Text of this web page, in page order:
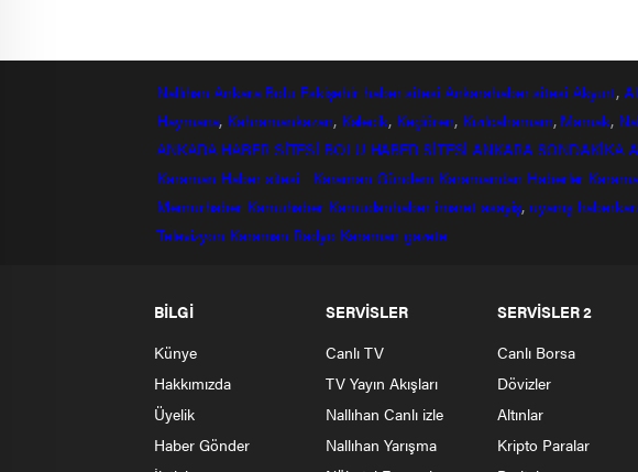
Nallıhan Ankara Bolu Eskişehir haber sitesi Ankarahabersitesi Akyurt,
Haymana, Kahramankazan, Kalecik, Keçiören, Kızılcahamam, Mamak,
ANKARA HABER SİTESİ BOLU HABER SİTESİ ANKARA SONDAKİKA
Karaman Haber sitesi
Karaman Gündem Karamandan Haberler
Memurhaber Kamuhaber Kamudanhaber imaret asayiş, uyanış
Televizyon Karaman Radyo Karaman gazete
BİLGİ
Künye
Hakkımızda
Üyelik
Haber Gönder
SERVİSLER
Canlı TV
TV Yayın Akışları
Nallıhan Canlı izle
Nallıhan Yarışma
SERVİSLER 2
Canlı Borsa
Dövizler
Altınlar
Kripto Paralar